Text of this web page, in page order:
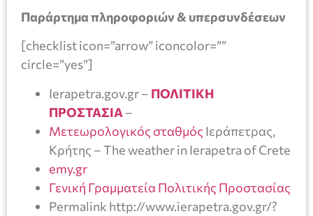
Παράρτημα πληροφοριών & υπερσυνδέσεων
[checklist icon=”arrow” iconcolor=””
circle=”yes”]
Ierapetra.gov.gr – ΠΟΛΙΤΙΚΗ
ΠΡΟΣΤΑΣΙΑ –
Μετεωρολογικός σταθμός Ιεράπετρας,
Κρήτης – The weather in Ierapetra of Crete
emy.gr
Γενική Γραμματεία Πολιτικής Προστασίας
Permalink http://www.ierapetra.gov.gr/?